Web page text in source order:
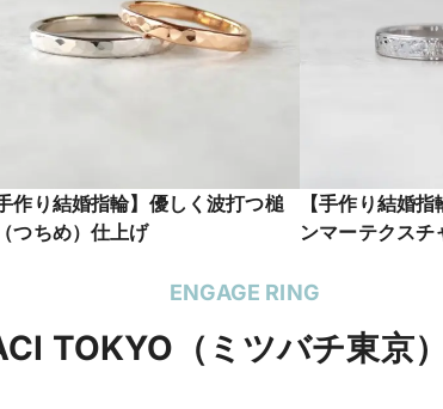
手作り結婚指輪】優しく波打つ槌
つちめ）仕上げ
【手作り結婚
ンマーテクスチ
ENGAGE RING
TOKYO（ミツバチ東京